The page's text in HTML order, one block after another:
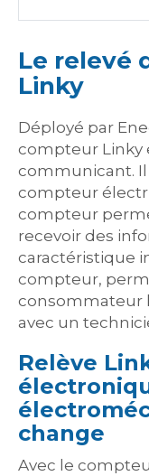
Le relevé
Linky
Déployé par
compteur Linky
communicant. Il
compteur
compteur
recevoir des
caractéristique
compteur,
consommateur
avec un
Relève
change
Avec le